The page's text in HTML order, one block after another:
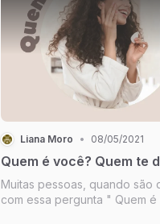
Liana Moro • 08/05/2021
Quem é você? Quem te
Muitas pessoas, quando são
com essa pergunta " Quem